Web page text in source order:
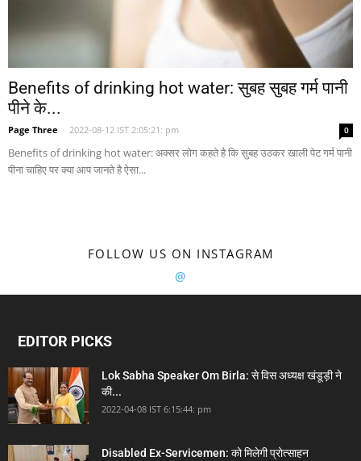
Benefits of drinking hot water: सुबह सुबह गर्म पानी
पीने के...
Page Three - 2022-08-12 IST 2:05:21: pm 0
Benefits of drinking hot water: अक्सर लोग कहते है कि सुबह उठकर खाली पेट गर्म पानी
पीना चाहिए पर क्या आप जानते है ऐसा...
FOLLOW US ON INSTAGRAM
@
EDITOR PICKS
Lok Sabha Speaker Om Birla: से विस अध्यक्ष खंडूड़ी ने
की...
2022-04-08 IST 6:15:44: pm
Disabled Ex-Servicemen: को मिलेगी प्रोत्साहन